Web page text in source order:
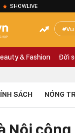
SHOWLIVE
& Fashion Đời
SÁCH NÓNG